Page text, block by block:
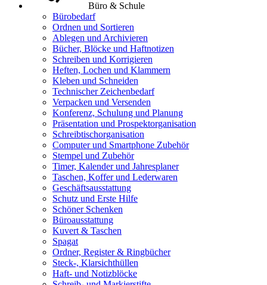
Büro & Schule
Bürobedarf
Ordnen und Sortieren
Ablegen und Archivieren
Bücher, Blöcke und Haftnotizen
Schreiben und Korrigieren
Heften, Lochen und Klammern
Kleben und Schneiden
Technischer Zeichenbedarf
Verpacken und Versenden
Konferenz, Schulung und Planung
Präsentation und Prospektorganisation
Schreibtischorganisation
Computer und Smartphone Zubehör
Stempel und Zubehör
Timer, Kalender und Jahresplaner
Taschen, Koffer und Lederwaren
Geschäftsausstattung
Schutz und Erste Hilfe
Schöner Schenken
Büroausstattung
Kuvert & Taschen
Spagat
Ordner, Register & Ringbücher
Steck-, Klarsichthüllen
Haft- und Notizblöcke